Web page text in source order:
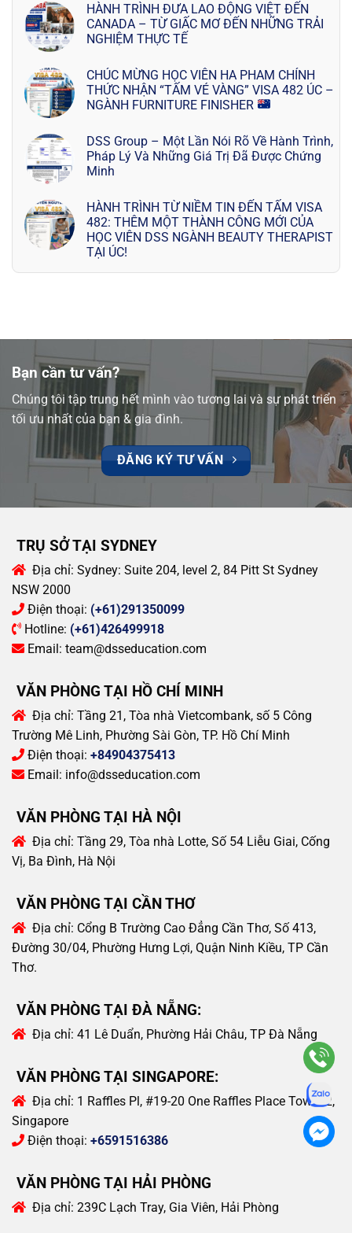
HÀNH TRÌNH ĐƯA LAO ĐỘNG VIỆT ĐẾN
CANADA – TỪ GIẤC MƠ ĐẾN NHỮNG TRẢI
NGHIỆM THỰC TẾ
CHÚC MỪNG HỌC VIÊN HA PHAM CHÍNH
THỨC NHẬN “TẤM VÉ VÀNG” VISA 482 ÚC –
NGÀNH FURNITURE FINISHER
DSS Group – Một Lần Nói Rõ Về Hành Trình,
Pháp Lý Và Những Giá Trị Đã Được Chứng
Minh
HÀNH TRÌNH TỪ NIỀM TIN ĐẾN TẤM VISA
482: THÊM MỘT THÀNH CÔNG MỚI CỦA
HỌC VIÊN DSS NGÀNH BEAUTY THERAPIST
TẠI ÚC!
Bạn cần tư vấn?
Chúng tôi tập trung hết mình vào tương lai và sự phát triển
tối ưu nhất của bạn & gia đình.
ĐĂNG KÝ TƯ VẤN
TRỤ SỞ TẠI SYDNEY
Địa chỉ: Sydney: Suite 204, level 2, 84 Pitt St Sydney
NSW 2000
Điện thoại: (+61)291350099
Hotline: (+61)426499918
Email: team@dsseducation.com
VĂN PHÒNG TẠI HỒ CHÍ MINH
Địa chỉ: Tầng 21, Tòa nhà Vietcombank, số 5 Công
Trường Mê Linh, Phường Sài Gòn, TP. Hồ Chí Minh
Điện thoại: +84904375413
Email: info@dsseducation.com
VĂN PHÒNG TẠI HÀ NỘI
Địa chỉ: Tầng 29, Tòa nhà Lotte, Số 54 Liễu Giai, Cống
Vị, Ba Đình, Hà Nội
VĂN PHÒNG TẠI CẦN THƠ
Địa chỉ: Cổng B Trường Cao Đẳng Cần Thơ, Số 413,
Đường 30/04, Phường Hưng Lợi, Quận Ninh Kiều, TP Cần
Thơ.
VĂN PHÒNG TẠI ĐÀ NẴNG:
Địa chỉ: 41 Lê Duẩn, Phường Hải Châu, TP Đà Nẵng
VĂN PHÒNG TẠI SINGAPORE:
Địa chỉ: 1 Raffles Pl, #19-20 One Raffles Place Tower 2,
Singapore
Điện thoại: +6591516386
VĂN PHÒNG TẠI HẢI PHÒNG
Địa chỉ: 239C Lạch Tray, Gia Viên, Hải Phòng